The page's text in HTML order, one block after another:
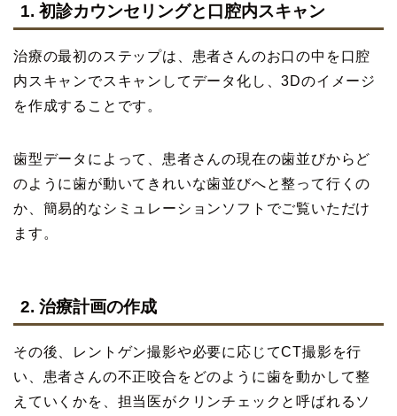
1. 初診カウンセリングと口腔内スキャン
治療の最初のステップは、患者さんのお口の中を口腔
内スキャンでスキャンしてデータ化し、3Dのイメージ
を作成することです。
歯型データによって、患者さんの現在の歯並びからど
のように歯が動いてきれいな歯並びへと整って行くの
か、簡易的なシミュレーションソフトでご覧いただけ
ます。
2. 治療計画の作成
その後、レントゲン撮影や必要に応じてCT撮影を行
い、患者さんの不正咬合をどのように歯を動かして整
えていくかを、担当医がクリンチェックと呼ばれるソ